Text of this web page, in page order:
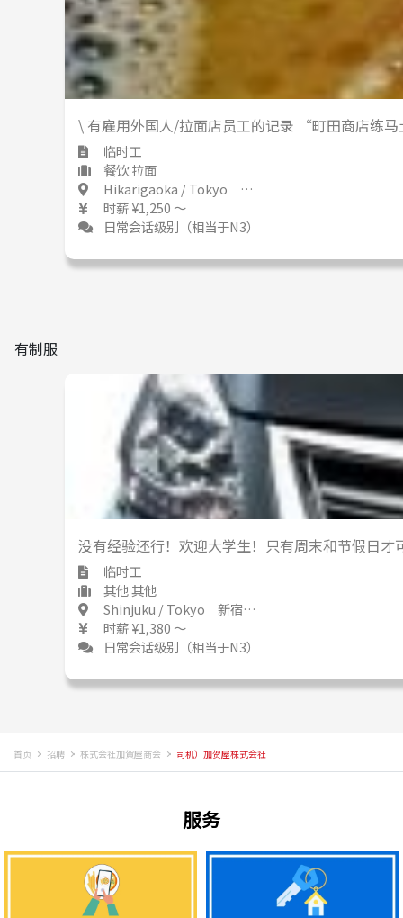
\ 有雇用外国人/拉面店员工的记录 “町田商店练
临时工
餐饮 拉面
Hikarigaoka / Tokyo 光が丘 / 東京都
时薪 ¥1,250 ～
日常会话级别（相当于N3）
有制服
没有经验还行！欢迎大学生！只有周末和节假日
临时工
其他 其他
Shinjuku / Tokyo 新宿 / 東京都
时薪 ¥1,380 ～
日常会话级别（相当于N3）
首页 招聘 株式会社加賀屋商会 司机）加贺屋株式会社
服务